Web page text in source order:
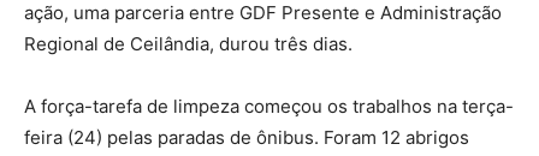
ação, uma parceria entre GDF Presente e Administração
Regional de Ceilândia, durou três dias.
A força-tarefa de limpeza começou os trabalhos na terça-
feira (24) pelas paradas de ônibus. Foram 12 abrigos